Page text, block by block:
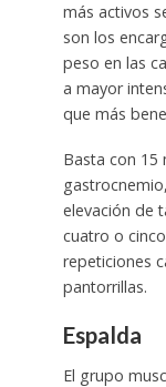
más activos
son los
peso en las
a mayor
que más
Basta con 15
elevación de
cuatro o
repeticiones
pantorrillas.
Espalda
El grupo